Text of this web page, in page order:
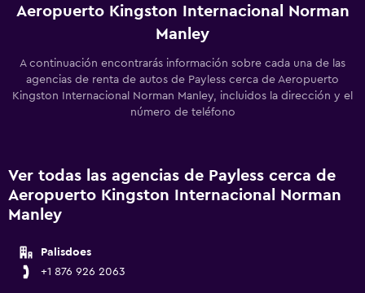
Aeropuerto Kingston Internacional Norman
Manley
A continuación encontrarás información sobre cada una de las
agencias de renta de autos de Payless cerca de Aeropuerto
Kingston Internacional Norman Manley, incluidos la dirección y el
número de teléfono
Ver todas las agencias de Payless cerca de
Aeropuerto Kingston Internacional Norman
Manley
Palisdoes
+1 876 926 2063